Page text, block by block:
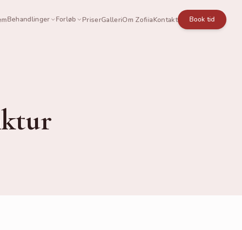
Behandlinger Forløb PriserGalleriOm ZofiiaKontakt Book tid